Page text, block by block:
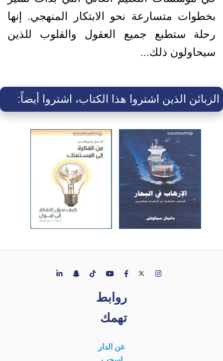
بخطوات متسارعة نحو الابتكار المنهجي. إنها
رحلة ستطبع جميع العقول والقلوب للذين
سيحاولون ذلك...
الزبائن الذين اشتروا هذا الكتاب، اشتروا أيضاً:
روابط
تهمك
عن الدار